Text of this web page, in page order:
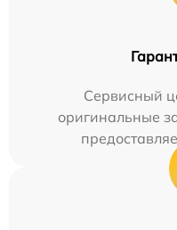
Сервисный
оригинальные